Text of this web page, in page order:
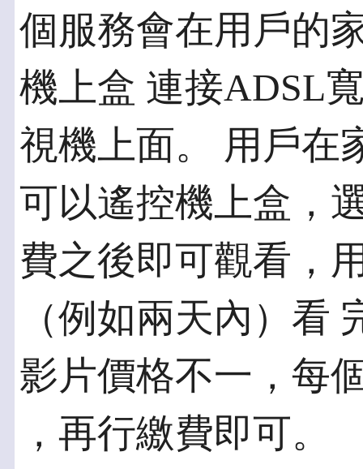
個服務會在用戶的
機上盒 連接ADSL
視機上面。 用戶在
可以遙控機上盒，
費之後即可觀看，
（例如兩天內）看
影片價格不一，每
，再行繳費即可。